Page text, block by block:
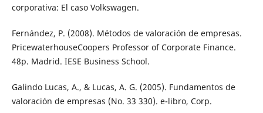
corporativa: El caso Volkswagen.
Fernández, P. (2008). Métodos de valoración de empresas.
PricewaterhouseCoopers Professor of Corporate Finance.
48p. Madrid. IESE Business School.
Galindo Lucas, A., & Lucas, A. G. (2005). Fundamentos de
valoración de empresas (No. 33 330). e-libro, Corp.